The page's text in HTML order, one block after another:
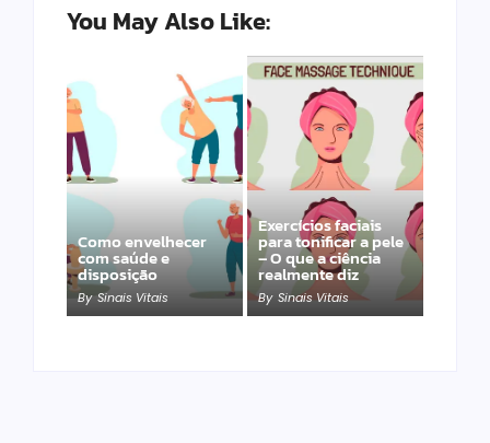
You May Also Like:
Como envelhecer
com saúde e
disposição
By Sinais Vitais
Exercícios faciais
para tonificar a pele
– O que a ciência
realmente diz
By Sinais Vitais